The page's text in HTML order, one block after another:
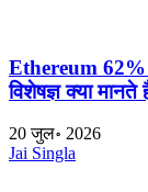
Ethereum 62%
विशेषज्ञ क्या मानते
20 जुल॰ 2026
Jai Singla